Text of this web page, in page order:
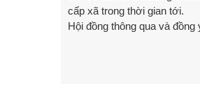
cấp xã trong thời gian tới.
Hội đồng thông qua và